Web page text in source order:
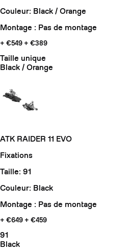
Couleur: Black / Orange
Montage : Pas de montage
+ €549 + €389
Taille unique
Black / Orange
ATK RAIDER 11 EVO
Fixations
Taille: 91
Couleur: Black
Montage : Pas de montage
+ €649 + €459
91
Black